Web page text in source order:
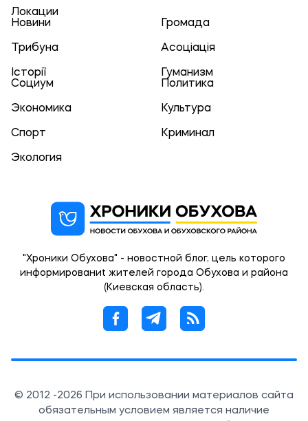
Локации
Новини
Громада
Трибуна Асоціація
Історії
Гуманизм
Социум
Политика
Экономика Культура
Спорт Криминал
Экология
"Хроники Обухова" - новостной блог, цель которого
информированиt жителей города Обухова и района
(Киевская область).
© 2012 -2026 При использовании материалов сайта
обязательным условием является наличие